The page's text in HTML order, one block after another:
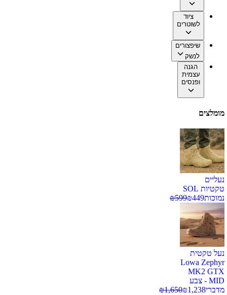
ציוד
לשוטרים
שיפצורים
לנשק
הגנה
עצמית
ופנסים
מומלצים
נעליים
טקטיות SOL
נמוכות
₪449
₪599
נעל טקטית
Lowa Zephyr
MK2 GTX
MID - צבע
מדברי
₪1,238
₪1,650